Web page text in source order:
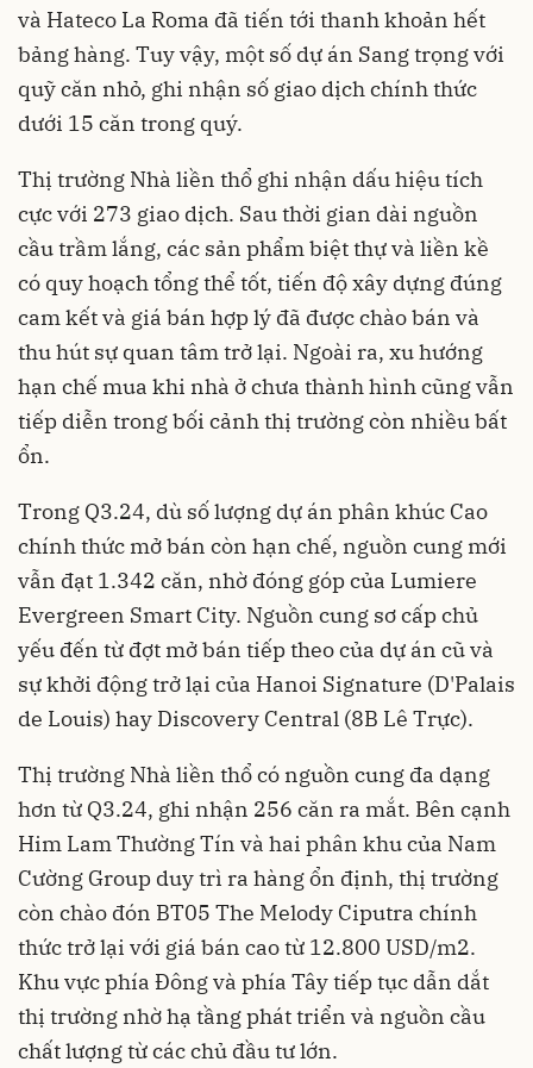
và Hateco La Roma đã tiến tới thanh khoản hết
bảng hàng. Tuy vậy, một số dự án Sang trọng với
quỹ căn nhỏ, ghi nhận số giao dịch chính thức
dưới 15 căn trong quý.
Thị trường Nhà liền thổ ghi nhận dấu hiệu tích
cực với 273 giao dịch. Sau thời gian dài nguồn
cầu trầm lắng, các sản phẩm biệt thự và liền kề
có quy hoạch tổng thể tốt, tiến độ xây dựng đúng
cam kết và giá bán hợp lý đã được chào bán và
thu hút sự quan tâm trở lại. Ngoài ra, xu hướng
hạn chế mua khi nhà ở chưa thành hình cũng vẫn
tiếp diễn trong bối cảnh thị trường còn nhiều bất
ổn.
Trong Q3.24, dù số lượng dự án phân khúc Cao
chính thức mở bán còn hạn chế, nguồn cung mới
vẫn đạt 1.342 căn, nhờ đóng góp của Lumiere
Evergreen Smart City. Nguồn cung sơ cấp chủ
yếu đến từ đợt mở bán tiếp theo của dự án cũ và
sự khởi động trở lại của Hanoi Signature (D'Palais
de Louis) hay Discovery Central (8B Lê Trực).
Thị trường Nhà liền thổ có nguồn cung đa dạng
hơn từ Q3.24, ghi nhận 256 căn ra mắt. Bên cạnh
Him Lam Thường Tín và hai phân khu của Nam
Cường Group duy trì ra hàng ổn định, thị trường
còn chào đón BT05 The Melody Ciputra chính
thức trở lại với giá bán cao từ 12.800 USD/m2.
Khu vực phía Đông và phía Tây tiếp tục dẫn dắt
thị trường nhờ hạ tầng phát triển và nguồn cầu
chất lượng từ các chủ đầu tư lớn.